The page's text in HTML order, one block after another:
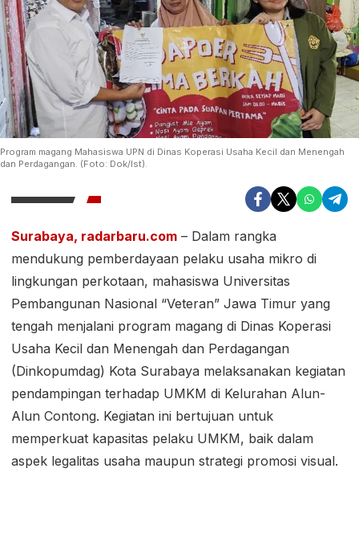
Program magang Mahasiswa UPN di Dinas Koperasi Usaha Kecil dan Menengah
dan Perdagangan. (Foto: Dok/Ist).
Surabaya, radarbaru.com – Dalam rangka
mendukung pemberdayaan pelaku usaha mikro di
lingkungan perkotaan, mahasiswa Universitas
Pembangunan Nasional “Veteran” Jawa Timur yang
tengah menjalani program magang di Dinas Koperasi
Usaha Kecil dan Menengah dan Perdagangan
(Dinkopumdag) Kota Surabaya melaksanakan kegiatan
pendampingan terhadap UMKM di Kelurahan Alun-
Alun Contong. Kegiatan ini bertujuan untuk
memperkuat kapasitas pelaku UMKM, baik dalam
aspek legalitas usaha maupun strategi promosi visual.